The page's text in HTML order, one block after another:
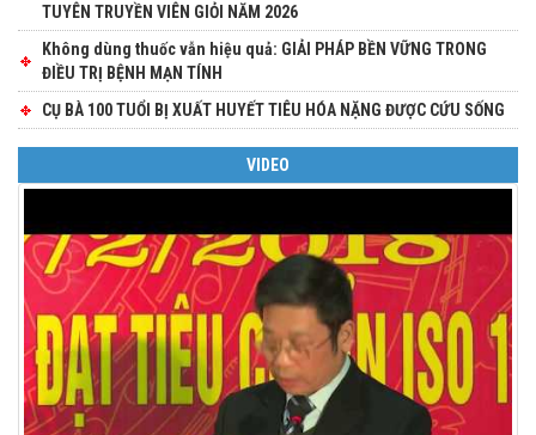
TUYÊN TRUYỀN VIÊN GIỎI NĂM 2026
Không dùng thuốc vẫn hiệu quả: GIẢI PHÁP BỀN VỮNG TRONG
ĐIỀU TRỊ BỆNH MẠN TÍNH
CỤ BÀ 100 TUỔI BỊ XUẤT HUYẾT TIÊU HÓA NẶNG ĐƯỢC CỨU SỐNG
VIDEO